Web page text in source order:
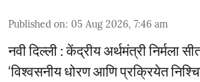
Published on: 05 Aug 2026, 7:46 am
नवी दिल्ली : केंद्रीय अर्थमंत्री निर्मला
‘विश्वसनीय धोरण आणि प्रक्रियेत